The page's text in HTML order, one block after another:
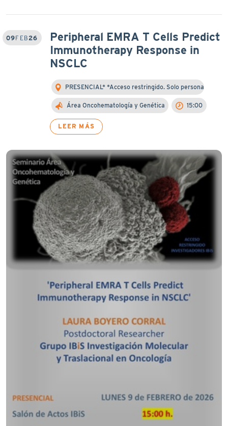
09FEB 26
Peripheral EMRA T Cells Predict
Immunotherapy Response in
NSCLC
PRESENCIAL* *Acceso restringido. Solo personal ...
Área Oncohematología y Genética 15:00
LEER MÁS